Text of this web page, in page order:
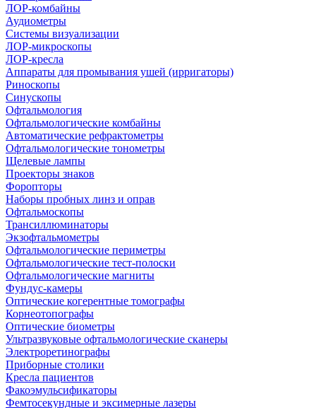
ЛОР-комбайны
Аудиометры
Системы визуализации
ЛОР-микроскопы
ЛОР-кресла
Аппараты для промывания ушей (ирригаторы)
Риноскопы
Синускопы
Офтальмология
Офтальмологические комбайны
Автоматические рефрактометры
Офтальмологические тонометры
Щелевые лампы
Проекторы знаков
Форопторы
Наборы пробных линз и оправ
Офтальмоскопы
Трансиллюминаторы
Экзофтальмометры
Офтальмологические периметры
Офтальмологические тест-полоски
Офтальмологические магниты
Фундус-камеры
Оптические когерентные томографы
Корнеотопографы
Оптические биометры
Ультразвуковые офтальмологические сканеры
Электроретинографы
Приборные столики
Кресла пациентов
Факоэмульсификаторы
Фемтосекундные и эксимерные лазеры